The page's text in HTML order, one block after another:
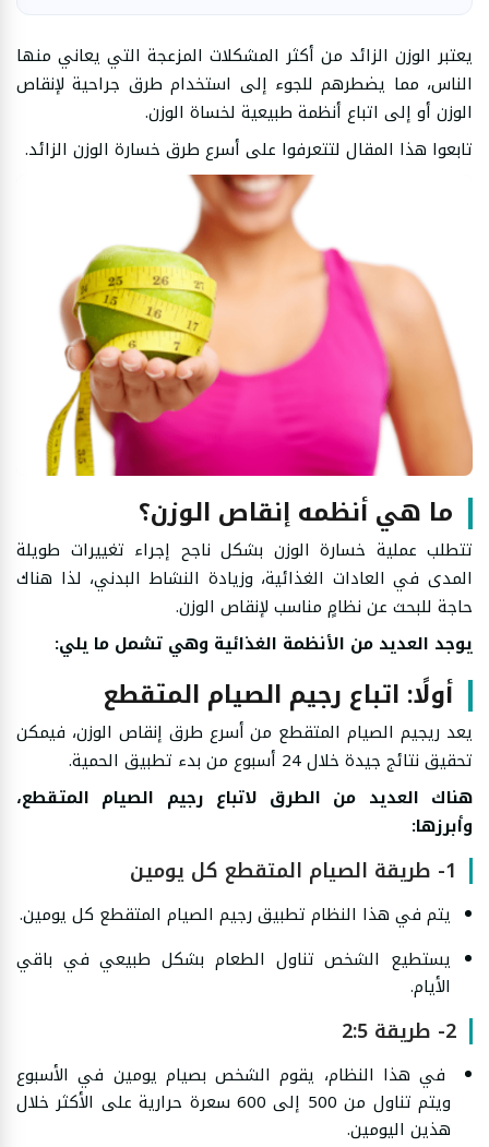
يعتبر الوزن الزائد من أكثر المشكلات المزعجة التي يعاني منها
الناس، مما يضطرهم للجوء إلى استخدام طرق جراحية لإنقاص
الوزن أو إلى اتباع أنظمة طبيعية لخساة الوزن.
تابعوا هذا المقال لتتعرفوا على أسرع طرق خسارة الوزن الزائد.
ما هي أنظمه إنقاص الوزن؟
تتطلب عملية خسارة الوزن بشكل ناجح إجراء تغييرات طويلة
المدى في العادات الغذائية، وزيادة النشاط البدني، لذا هناك
حاجة للبحث عن نظامٍ مناسب لإنقاص الوزن.
يوجد العديد من الأنظمة الغذائية وهي تشمل ما يلي:
أولًا: اتباع رجيم الصيام المتقطع
يعد ريجيم الصيام المتقطع من أسرع طرق إنقاص الوزن، فيمكن
تحقيق نتائج جيدة خلال 24 أسبوع من بدء تطبيق الحمية.
هناك العديد من الطرق لاتباع رجيم الصيام المتقطع،
وأبرزها:
1- طريقة الصيام المتقطع كل يومين
يتم في هذا النظام تطبيق رجيم الصيام المتقطع كل يومين.
يستطيع الشخص تناول الطعام بشكل طبيعي في باقي
الأيام.
2- طريقة 2:5
في هذا النظام، يقوم الشخص بصيام يومين في الأسبوع
ويتم تناول من 500 إلى 600 سعرة حرارية على الأكثر خلال
هذين اليومين.